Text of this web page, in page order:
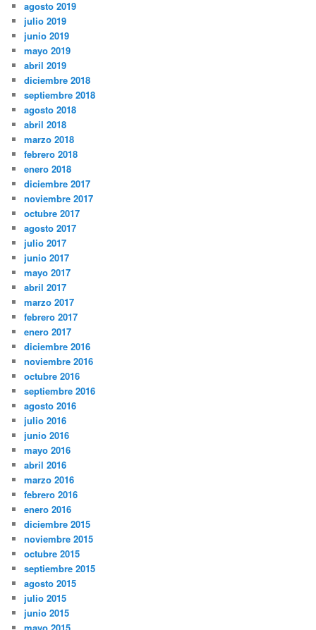
agosto 2019
julio 2019
junio 2019
mayo 2019
abril 2019
diciembre 2018
septiembre 2018
agosto 2018
abril 2018
marzo 2018
febrero 2018
enero 2018
diciembre 2017
noviembre 2017
octubre 2017
agosto 2017
julio 2017
junio 2017
mayo 2017
abril 2017
marzo 2017
febrero 2017
enero 2017
diciembre 2016
noviembre 2016
octubre 2016
septiembre 2016
agosto 2016
julio 2016
junio 2016
mayo 2016
abril 2016
marzo 2016
febrero 2016
enero 2016
diciembre 2015
noviembre 2015
octubre 2015
septiembre 2015
agosto 2015
julio 2015
junio 2015